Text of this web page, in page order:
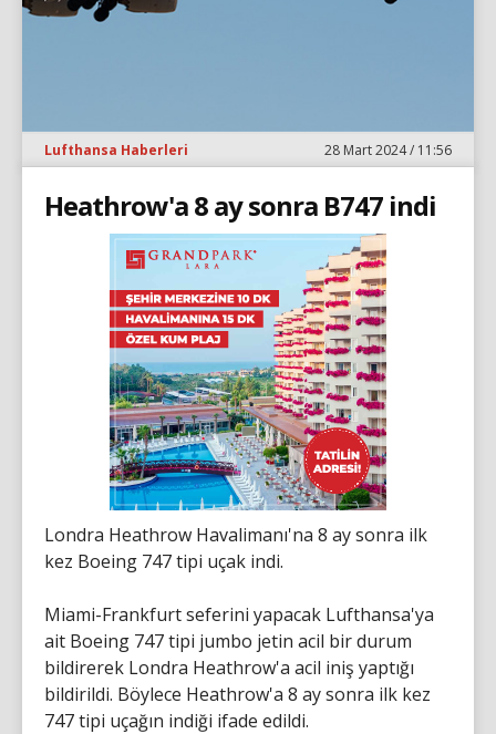
Lufthansa Haberleri 28 Mart 2024 / 11:56
Heathrow'a 8 ay sonra B747 indi
Londra Heathrow Havalimanı'na 8 ay sonra ilk
kez Boeing 747 tipi uçak indi.
Miami-Frankfurt seferini yapacak Lufthansa'ya
ait Boeing 747 tipi jumbo jetin acil bir durum
bildirerek Londra Heathrow'a acil iniş yaptığı
bildirildi. Böylece Heathrow'a 8 ay sonra ilk kez
747 tipi uçağın indiği ifade edildi.